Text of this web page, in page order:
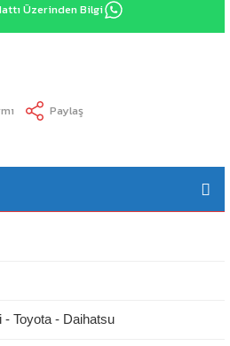
Üzerinden Bilgi
Paylaş
- Toyota - Daihatsu